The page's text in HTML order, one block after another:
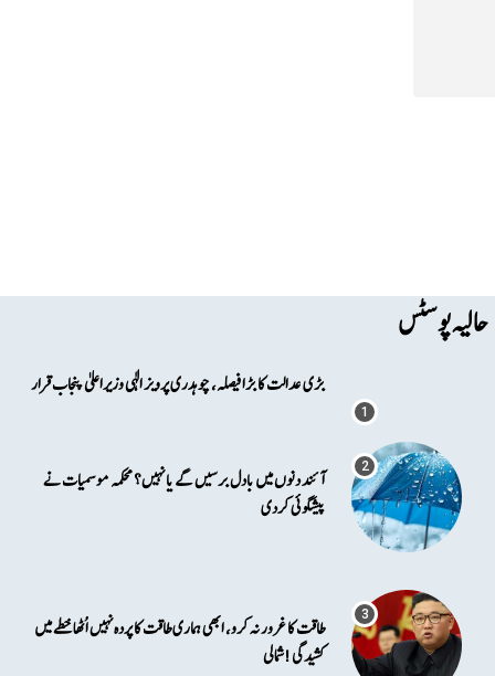
حالیہ پوسٹس
بڑی عدالت کا بڑا فیصلہ، چوہدری پرویز الٰہی وزیراعلیٰ پنجاب قرار
آئند دنوں میں بادل برسیں گے یا نہیں؟ محکمہ موسمیات نے
پیشگوئی کردی
طاقت کا غرور نہ کرو، ابھی ہماری طاقت کا پردہ نہیں اُٹھا خطے میں
کشیدگی!شمالی